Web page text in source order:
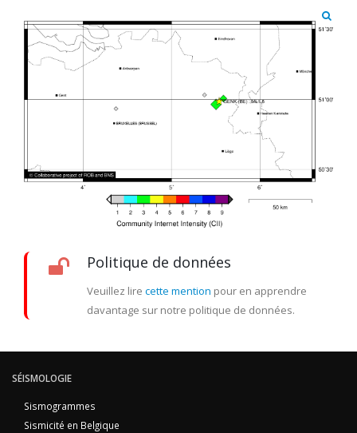
Politique de données
Veuillez lire cette mention pour en apprendre
davantage sur notre politique de données.
SÉISMOLOGIE
Sismogrammes
Sismicité en Belgique